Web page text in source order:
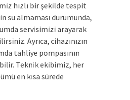
hızlı bir şekilde tespit
su almaması durumunda,
servisimizi arayarak
Ayrıca, cihazınızın
tahliye pompasının
Teknik ekibimiz, her
en kısa sürede